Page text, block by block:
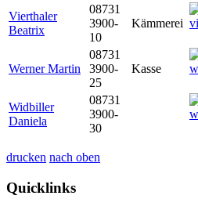
Vierthaler
Beatrix
08731
3900-
10
Kämmerei
Werner Martin
08731
3900-
25
Kasse
Widbiller
Daniela
08731
3900-
30
drucken nach oben
Quicklinks